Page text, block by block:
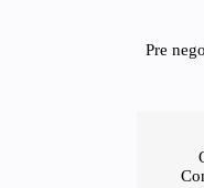
Pre